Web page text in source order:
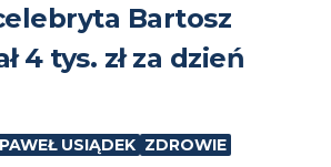
Bartosz
4 tys. zł za dzień
PAWEŁ USIĄDEK ZDROWIE